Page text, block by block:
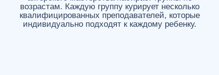
Сценическое движение (45 мин)
Актёрское мастерство (45 мин)
м. Профсоюзная/Вавиловская
Архитектора Власова 6